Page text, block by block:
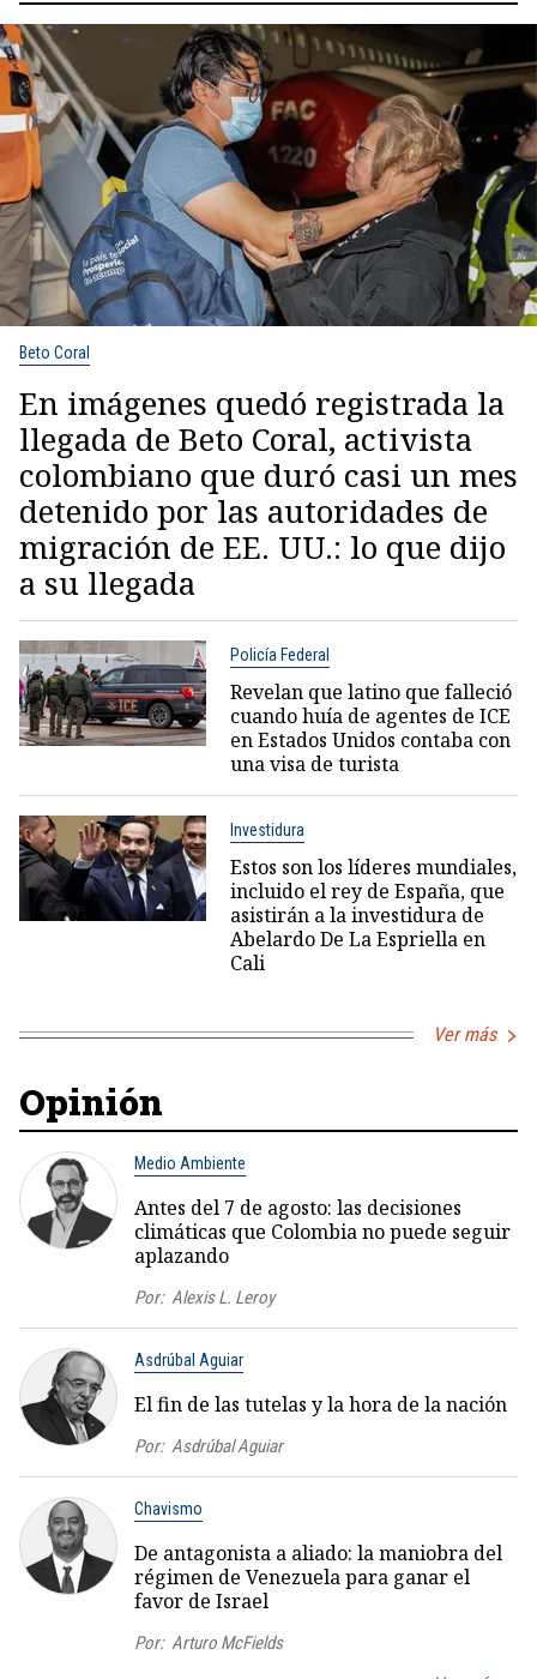
Beto Coral
En imágenes quedó registrada la
llegada de Beto Coral, activista
colombiano que duró casi un mes
detenido por las autoridades de
migración de EE. UU.: lo que dijo
a su llegada
Policía Federal
Revelan que latino que falleció
cuando huía de agentes de ICE
en Estados Unidos contaba con
una visa de turista
Investidura
Estos son los líderes mundiales,
incluido el rey de España, que
asistirán a la investidura de
Abelardo De La Espriella en
Cali
Ver más
Opinión
Medio Ambiente
Antes del 7 de agosto: las decisiones
climáticas que Colombia no puede seguir
aplazando
Por: Alexis L. Leroy
Asdrúbal Aguiar
El fin de las tutelas y la hora de la nación
Por: Asdrúbal Aguiar
Chavismo
De antagonista a aliado: la maniobra del
régimen de Venezuela para ganar el
favor de Israel
Por: Arturo McFields